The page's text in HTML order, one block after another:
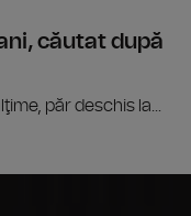
căutat după
păr deschis la...